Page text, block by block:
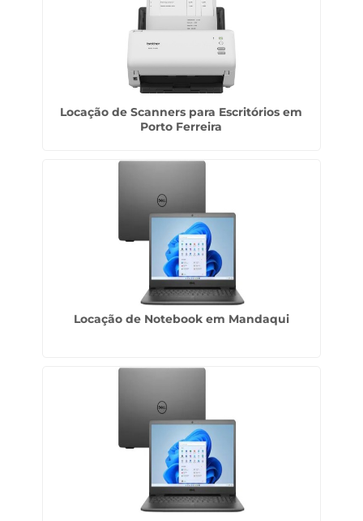
Locação de Scanners para Escritórios em
Porto Ferreira
Locação de Notebook em Mandaqui